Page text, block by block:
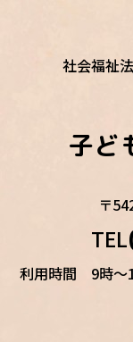
社会福祉
子ど
〒
TEL
利用時間 9時～